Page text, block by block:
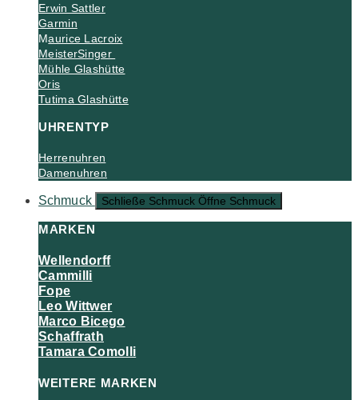
Erwin Sattler
Garmin
Maurice Lacroix
MeisterSinger
Mühle Glashütte
Oris
Tutima Glashütte
UHRENTYP
Herrenuhren
Damenuhren
Schmuck Schließe Schmuck Öffne Schmuck
MARKEN
Wellendorff
Cammilli
Fope
Leo Wittwer
Marco Bicego
Schaffrath
Tamara Comolli
WEITERE MARKEN